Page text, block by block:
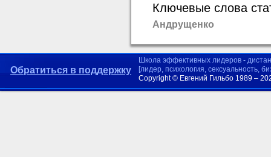
Ключевые слова
Андрущенко
Обратиться в поддержку
Школа эффективных лидеров -
[лидер, психология, сексуальность,
Copyright © Евгений Гильбо 1989 –